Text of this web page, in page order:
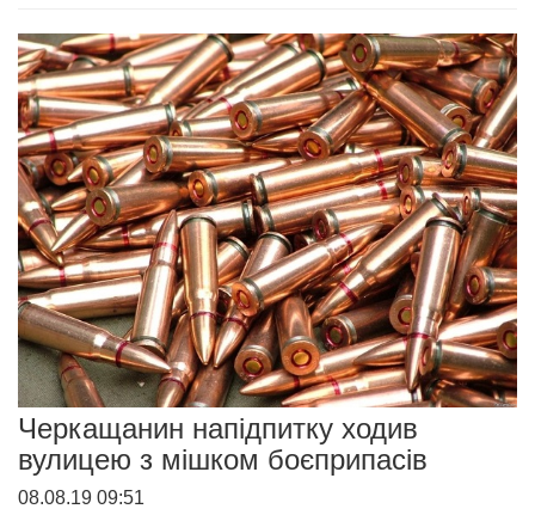
Черкащанин напідпитку ходив
вулицею з мішком боєприпасів
08.08.19 09:51